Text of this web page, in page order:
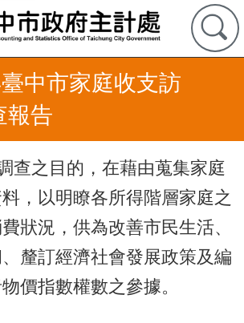
中市家庭收支訪
報告
之目的，在藉由蒐集家庭
，以明瞭各所得階層家庭之
狀況，供為改善市民生活、
釐訂經濟社會發展政策及編
價指數權數之參據。